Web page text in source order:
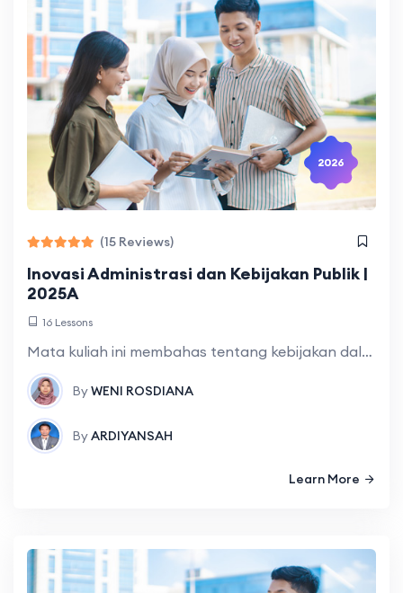
2026
(15 Reviews)
Inovasi Administrasi dan Kebijakan Publik |
2025A
16 Lessons
Mata kuliah ini membahas tentang kebijakan dalam lingkup inovasi administrasi baik dalam pola inovasi, klasifikasi kebijakan inovasi, rekonstruksi kebijakan inovasi, dampak kebijakan inovasi, serta menawarkan
ByWENI ROSDIANA
ByARDIYANSAH
Learn More